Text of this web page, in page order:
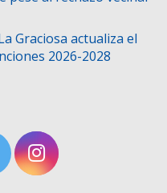
Graciosa actualiza el
2026-2028